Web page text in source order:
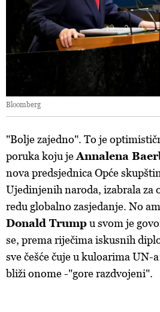
Bloomberg
"Bolje zajedno". To je
poruka koju jeAnnalena
nova predsjednica Opće
Ujedinjenih naroda, izabrala za
redu globalno zasjedanje. No
Donald Trumpu svom je
se, prema riječima iskusnih
sve češće čuje u kuloarima UN-
bliži onome -"gore razdvojeni".